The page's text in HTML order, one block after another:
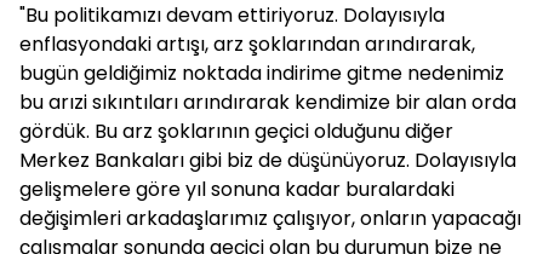
"Bu politikamızı devam ettiriyoruz. Dolayısıyla
enflasyondaki artışı, arz şoklarından arındırarak,
bugün geldiğimiz noktada indirime gitme nedenimiz
bu arızi sıkıntıları arındırarak kendimize bir alan orda
gördük. Bu arz şoklarının geçici olduğunu diğer
Merkez Bankaları gibi biz de düşünüyoruz. Dolayısıyla
gelişmelere göre yıl sonuna kadar buralardaki
değişimleri arkadaşlarımız çalışıyor, onların yapacağı
çalışmalar sonunda geçici olan bu durumun bize ne